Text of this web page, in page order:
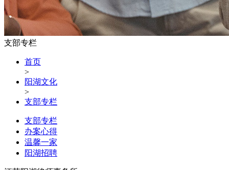
支部专栏
首页
>
阳湖文化
>
支部专栏
支部专栏
办案心得
温馨一家
阳湖招聘